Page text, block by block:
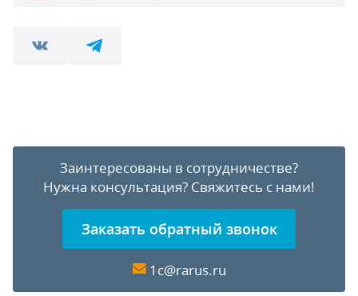
Заинтересованы в сотрудничестве?
Нужна консультация? Свяжитесь с нами!
Заказать обратный звонок
1c@rarus.ru